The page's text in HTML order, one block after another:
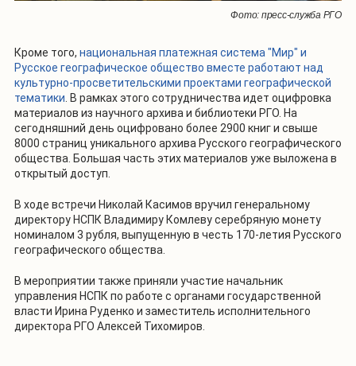
Фото: пресс-служба РГО
Кроме того, национальная платежная система "Мир" и
Русское географическое общество вместе работают над
культурно-просветительскими проектами географической
тематики. В рамках этого сотрудничества идет оцифровка
материалов из научного архива и библиотеки РГО. На
сегодняшний день оцифровано более 2900 книг и свыше
8000 страниц уникального архива Русского географического
общества. Большая часть этих материалов уже выложена в
открытый доступ.
В ходе встречи Николай Касимов вручил генеральному
директору НСПК Владимиру Комлеву серебряную монету
номиналом 3 рубля, выпущенную в честь 170-летия Русского
географического общества.
В мероприятии также приняли участие начальник
управления НСПК по работе с органами государственной
власти Ирина Руденко и заместитель исполнительного
директора РГО Алексей Тихомиров.